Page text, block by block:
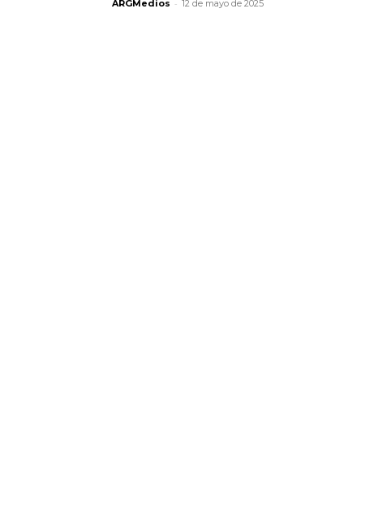
ARGMedios - 12 de mayo de 2025